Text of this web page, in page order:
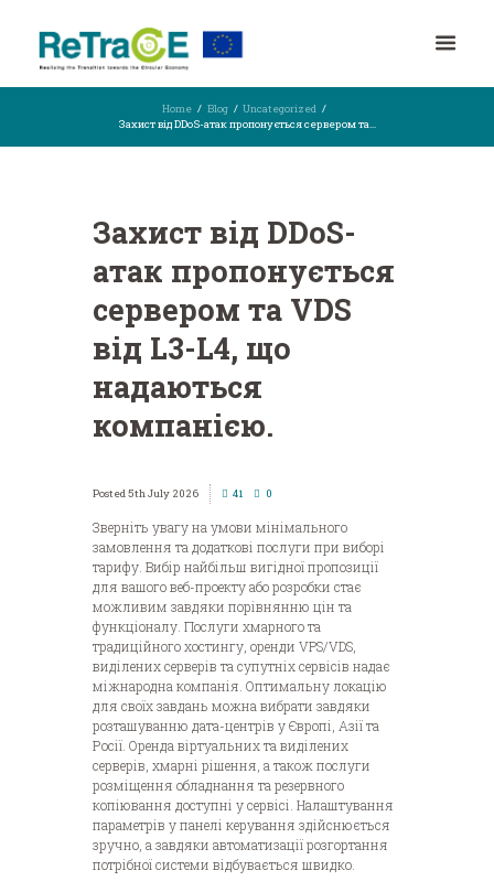
Home Blog
Uncategorized
Захист від DDoS-атак пропонується сервером та...
Захист від DDoS-
атак пропонується
сервером та VDS
від L3-L4, що
надаються
компанією.
5th July 2026 41 0
Зверніть увагу на умови мінімального
замовлення та додаткові послуги при виборі
тарифу. Вибір найбільш вигідної пропозиції
для вашого веб-проекту або розробки стає
можливим завдяки порівнянню цін та
функціоналу. Послуги хмарного та
традиційного хостингу, оренди VPS/VDS,
виділених серверів та супутніх сервісів надає
міжнародна компанія. Оптимальну локацію
для своїх завдань можна вибрати завдяки
розташуванню дата-центрів у Європі, Азії та
Росії. Оренда віртуальних та виділених
серверів, хмарні рішення, а також послуги
розміщення обладнання та резервного
копіювання доступні у сервісі. Налаштування
параметрів у панелі керування здійснюється
зручно, а завдяки автоматизації розгортання
потрібної системи відбувається швидко.